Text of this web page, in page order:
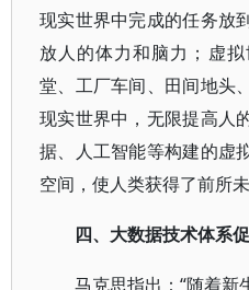
现实世界中完成的任务放
放人的体力和脑力；虚
堂、工厂车间、田间地头
现实世界中，无限提高人
据、人工智能等构建的虚
空间，使人类获得了前所未
四、大数据技术体系
马克思指出：“随着新